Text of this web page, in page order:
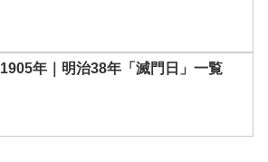
1905年｜明治38年「滅門日」一覧